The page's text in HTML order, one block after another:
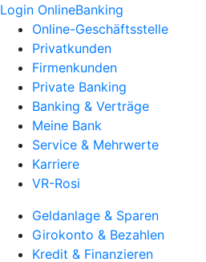
Login OnlineBanking
Online-Geschäftsstelle
Privatkunden
Firmenkunden
Private Banking
Banking & Verträge
Meine Bank
Service & Mehrwerte
Karriere
VR-Rosi
Geldanlage & Sparen
Girokonto & Bezahlen
Kredit & Finanzieren